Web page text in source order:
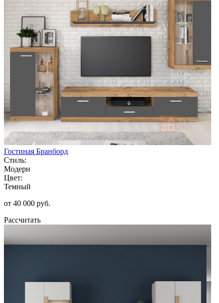
Гостиная Бранборд
Стиль:
Модерн
Цвет:
Темный
от 40 000 руб.
Рассчитать